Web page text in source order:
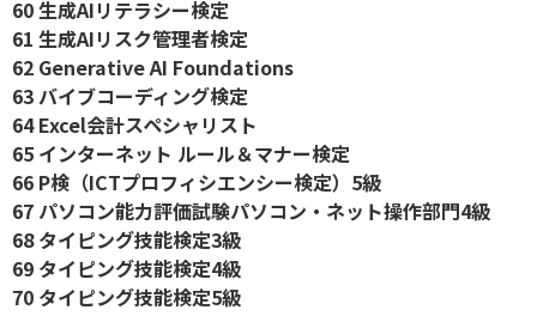
60 生成AIリテラシー検定
61 生成AIリスク管理者検定
62 Generative AI Foundations
63 バイブコーディング検定
64 Excel会計スペシャリスト
65 インターネット ルール＆マナー検定
66 P検（ICTプロフィシエンシー検定）5級
67 パソコン能力評価試験パソコン・ネット操作部門4級
68 タイピング技能検定3級
69 タイピング技能検定4級
70 タイピング技能検定5級